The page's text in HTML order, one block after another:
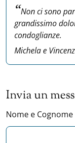
Non ci sono
grandissimo
condoglianze.
Michela e
Invia un
Nome e Cognome